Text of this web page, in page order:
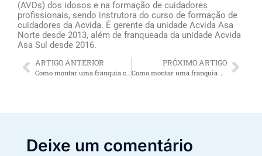
(AVDs) dos idosos e na formação de cuidadores
profissionais, sendo instrutora do curso de formação de
cuidadores da Acvida. É gerente da unidade Acvida Asa
Norte desde 2013, além de franqueada da unidade Acvida
Asa Sul desde 2016.
ARTIGO ANTERIOR PRÓXIMO ARTIGO
Deixe um comentário